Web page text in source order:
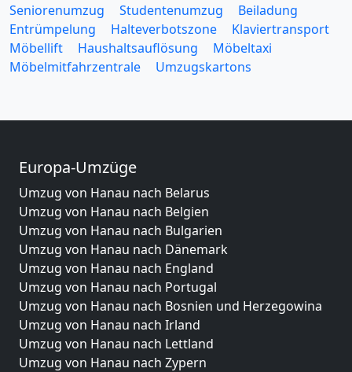
Seniorenumzug
Studentenumzug
Beiladung
Entrümpelung
Halteverbotszone
Klaviertransport
Möbellift
Haushaltsauflösung
Möbeltaxi
Möbelmitfahrzentrale
Umzugskartons
Europa-Umzüge
Umzug von Hanau nach Belarus
Umzug von Hanau nach Belgien
Umzug von Hanau nach Bulgarien
Umzug von Hanau nach Dänemark
Umzug von Hanau nach England
Umzug von Hanau nach Portugal
Umzug von Hanau nach Bosnien und Herzegowina
Umzug von Hanau nach Irland
Umzug von Hanau nach Lettland
Umzug von Hanau nach Zypern